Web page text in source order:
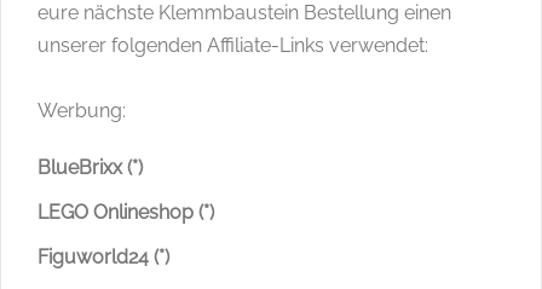
eure nächste Klemmbaustein Bestellung einen
unserer folgenden Affiliate-Links verwendet:
Werbung:
BlueBrixx (*)
LEGO Onlineshop (*)
Figuworld24 (*)